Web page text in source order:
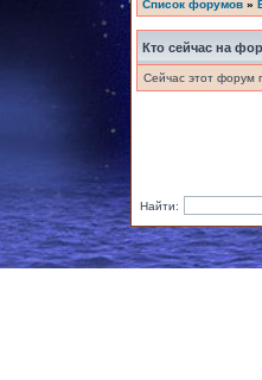
Список форумов »
Кто сейчас на
Сейчас этот форум
Найти: